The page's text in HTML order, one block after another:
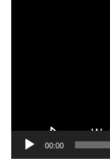
o
00:00